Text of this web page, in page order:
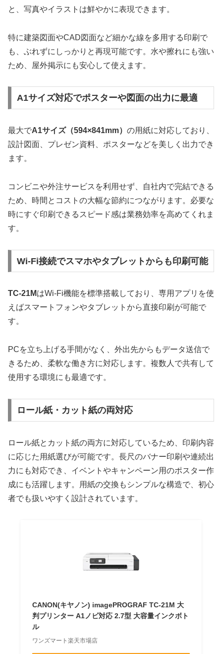
と、写真やイラストは鮮やかに表現できます。
特に建築図面やCAD図面など細かな線を多用する印刷で
も、ぶれずにしっかりと再現可能です。水や擦れにも強い
ため、屋外掲示にも安心して使えます。
A1サイズ対応でポスターや図面の出力に最適
最大でA1サイズ（594×841mm） の用紙に対応しており、
設計図面、プレゼン資料、ポスターなどを美しく出力でき
ます。
コンビニや外注サービスを利用せず、自社内で完結できる
ため、時間とコストの大幅な節約につながります。必要な
時にすぐ印刷できるスピード感は業務効率を高めてくれま
す。
Wi-Fi接続でスマホやタブレットからも印刷可能
TC-21MはWi-Fi機能を標準搭載しており、専用アプリを使
えばスマートフォンやタブレットから直接印刷が可能で
す。
PCを立ち上げる手間がなく、外出先からもデータ送信で
きるため、柔軟な働き方に対応します。複数人で共有して
使用する環境にも最適です。
ロール紙・カット紙の両対応
ロール紙とカット紙の両方に対応しているため、印刷内容
に応じた用紙選びが可能です。長尺のバナー印刷や連続出
力にも対応でき、イベントやキャンペーン用のポスター作
成にも活躍します。用紙の交換もシンプルな構造で、初心
者でも扱いやすく設計されています。
CANON(キヤノン) imagePROGRAF TC-21M 大
判プリンター A1ノビ対応 2.7型 大容量インクボト
ル
ワンズマート楽天市場店